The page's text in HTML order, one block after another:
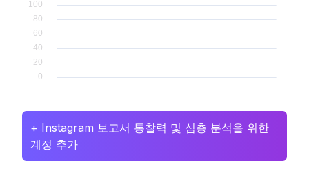
+ Instagram 보고서 통찰력 및 심층 분석을 위한
계정 추가